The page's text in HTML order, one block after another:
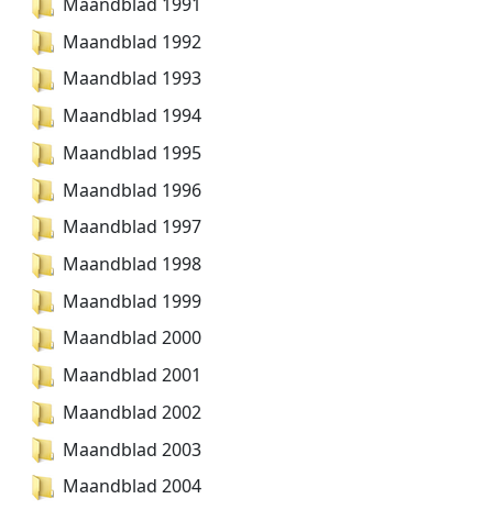
Maandblad 1992
Maandblad 1993
Maandblad 1994
Maandblad 1995
Maandblad 1996
Maandblad 1997
Maandblad 1998
Maandblad 1999
Maandblad 2000
Maandblad 2001
Maandblad 2002
Maandblad 2003
Maandblad 2004